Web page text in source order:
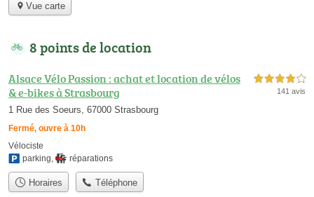
Vue carte
8 points de location
Alsace Vélo Passion : achat et location de vélos
& e-bikes à Strasbourg
1 Rue des Soeurs, 67000 Strasbourg
Fermé, ouvre à 10h
4,0 étoiles sur 5
141 avis
Vélociste
parking, réparations
Horaires Téléphone